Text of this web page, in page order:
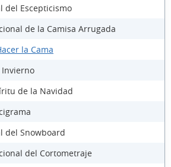
del Escepticismo
de la Camisa Arrugada
la Cama
Invierno
de la Navidad
del Snowboard
del Cortometraje